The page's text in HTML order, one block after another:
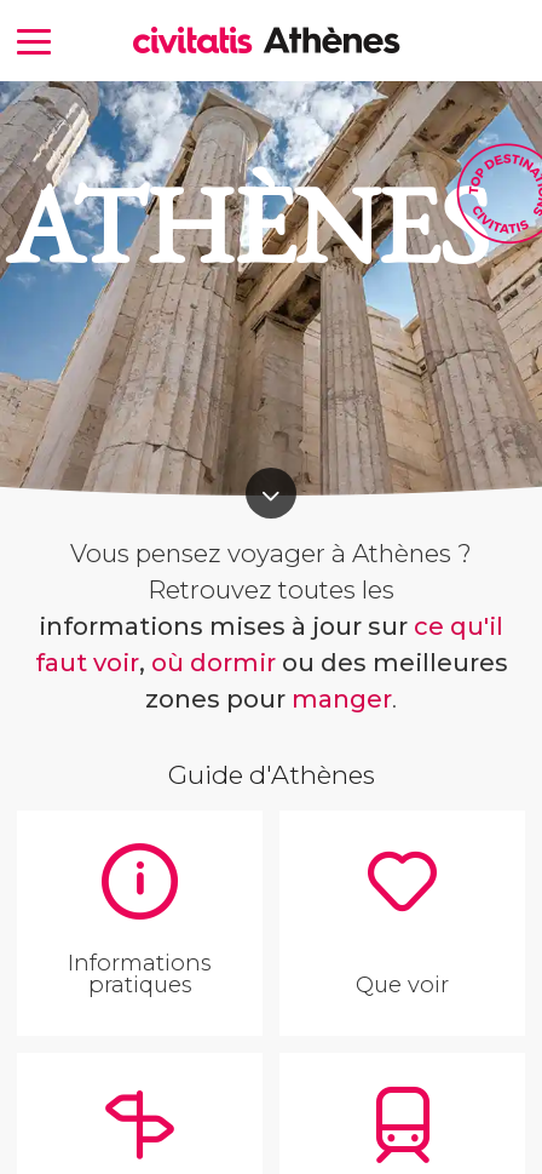
ATHÈNES
Vous pensez voyager à Athènes ?
Retrouvez toutes les
informations mises à jour sur ce qu'il
faut voir, où dormirou des meilleures
zones pour manger.
Guide d'Athènes
Informations
pratiques Que voir